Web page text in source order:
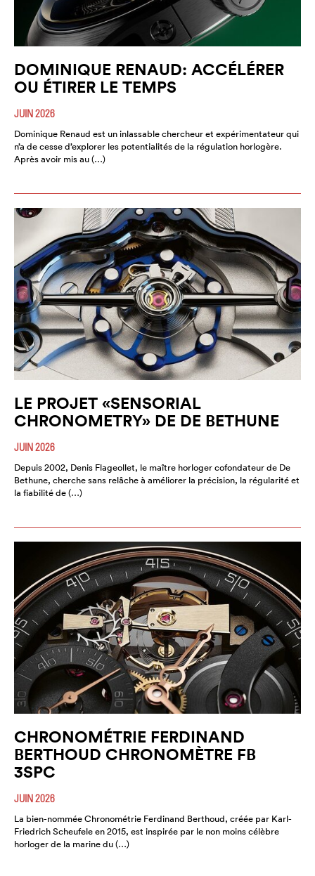
DOMINIQUE RENAUD: ACCÉLÉRER
OU ÉTIRER LE TEMPS
JUIN 2026
Dominique Renaud est un inlassable chercheur et expérimentateur qui
n’a de cesse d’explorer les potentialités de la régulation horlogère.
Après avoir mis au (…)
LE PROJET «SENSORIAL
CHRONOMETRY» DE DE BETHUNE
JUIN 2026
Depuis 2002, Denis Flageollet, le maître horloger cofondateur de De
Bethune, cherche sans relâche à améliorer la précision, la régularité et
la fiabilité de (…)
CHRONOMÉTRIE FERDINAND
BERTHOUD CHRONOMÈTRE FB
3SPC
JUIN 2026
La bien-nommée Chronométrie Ferdinand Berthoud, créée par Karl-
Friedrich Scheufele en 2015, est inspirée par le non moins célèbre
horloger de la marine du (…)